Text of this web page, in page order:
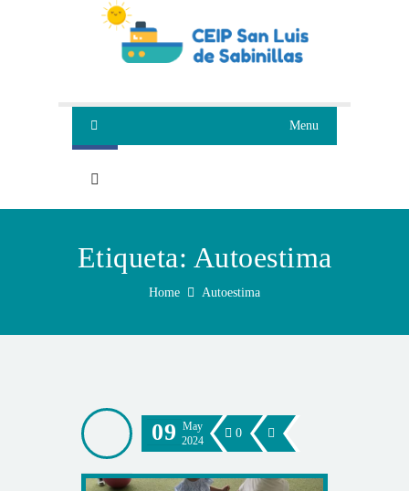
Menu
Etiqueta: Autoestima
Home Autoestima
09 May
2024
0